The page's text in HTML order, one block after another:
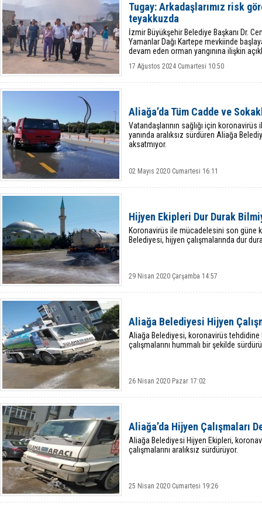
Tugay: Arkadaşlarımız risk
teyakkuzda
İzmir Büyükşehir Belediye Başkanı Dr.
Yamanlar Dağı Kartepe mevkiinde
devam eden orman yangınına ilişkin
17 Ağustos 2024 Cumartesi 10:50
Aliağa’da Tüm Cadde ve
Vatandaşlarının sağlığı için
yanında aralıksız sürdüren Aliağa
aksatmıyor.
02 Mayıs 2020 Cumartesi 16:11
Hijyen Ekipleri Dur Durak
Koronavirüs ile mücadelesini son güne
Belediyesi, hijyen çalışmalarında dur
29 Nisan 2020 Çarşamba 14:57
Aliağa Belediyesi Hijyen
Aliağa Belediyesi, koronavirüs
çalışmalarını hummalı bir şekilde
26 Nisan 2020 Pazar 17:02
Aliağa’da Hijyen Çalışmaları
Aliağa Belediyesi Hijyen Ekipleri,
çalışmalarını aralıksız sürdürüyor.
25 Nisan 2020 Cumartesi 19:26